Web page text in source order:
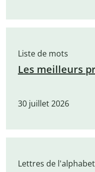
Liste de mots
Les meilleurs
30 juillet 2026
Lettres de l'alphabet